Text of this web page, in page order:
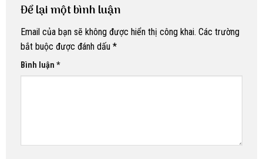
Để lại một bình luận
Email của bạn sẽ không được hiển thị công khai. Các trường
bắt buộc được đánh dấu *
Bình luận *